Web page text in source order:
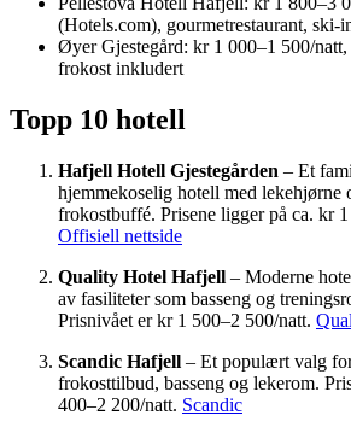
(Hotels.com), gourmetrestaurant, ski-
Øyer Gjestegård: kr 1 000–1 500/
frokost inkludert
Topp 10 hotell
Hafjell Hotell Gjestegården – Et
hjemmekoselig hotell med lekehjørne
frokostbuffé. Prisene ligger på ca. kr
Offisiell nettside
Quality Hotel Hafjell – Moderne
av fasiliteter som basseng og
Prisnivået er kr 1 500–2 500/natt.
Scandic Hafjell – Et populært valg
frokosttilbud, basseng og lekerom.
400–2 200/natt. Scandic